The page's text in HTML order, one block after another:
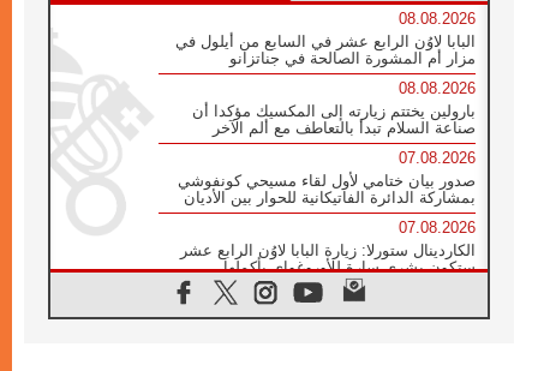
08.08.2026
البابا لاوُن الرابع عشر في السابع من أيلول في
مزار أم المشورة الصالحة في جناتزانو
08.08.2026
بارولين يختتم زيارته إلى المكسيك مؤكدا أن
صناعة السلام تبدأ بالتعاطف مع ألم الآخر
07.08.2026
صدور بيان ختامي لأول لقاء مسيحي كونفوشي
بمشاركة الدائرة الفاتيكانية للحوار بين الأديان
07.08.2026
الكاردينال ستورلا: زيارة البابا لاوُن الرابع عشر
ستكون بشرى سارة للأوروغواي بأكملها
الفاتيكان يعلن برنامج الزيارة الرسولية للبابا لاوُن